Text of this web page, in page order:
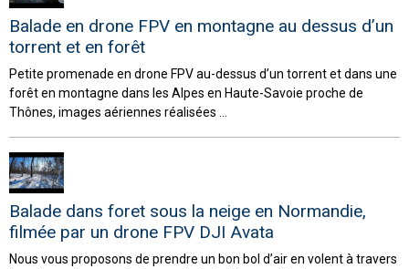
Balade en drone FPV en montagne au dessus d’un
torrent et en forêt
Petite promenade en drone FPV au-dessus d’un torrent et dans une
forêt en montagne dans les Alpes en Haute-Savoie proche de
Thônes, images aériennes réalisées ...
Balade dans foret sous la neige en Normandie,
filmée par un drone FPV DJI Avata
Nous vous proposons de prendre un bon bol d’air en volent à travers